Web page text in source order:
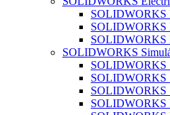
SOLIDWORKS
SOLIDWORKS
SOLIDWORKS
SOLIDWORKS
SOLIDWORKS
SOLIDWORKS
SOLIDWORKS
SOLIDWORKS